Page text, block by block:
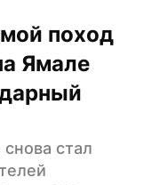
поход
Ямале
стал